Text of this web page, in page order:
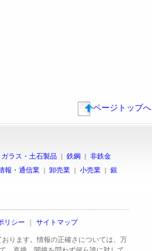
ページトップへ
ガラス・土石製品 | 鉄鋼 | 非鉄金
報・通信業 | 卸売業 | 小売業 | 銀
リシー ｜ サイトマップ
ります。情報の正確さについては、万